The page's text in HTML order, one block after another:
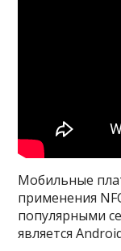
Мобильные
применения
популярными
является